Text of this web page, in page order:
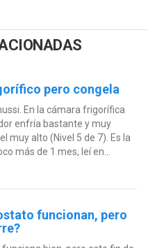
pero congela
En la cámara frigorífica
enfría bastante y muy
muy alto (Nivel 5 de 7). Es la
más de 1 mes, leí en...
funcionan, pero